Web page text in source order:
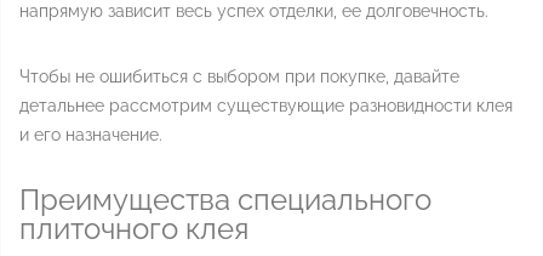
напрямую зависит весь успех отделки, ее долговечность.
Чтобы не ошибиться с выбором при покупке, давайте
детальнее рассмотрим существующие разновидности клея
и его назначение.
Преимущества специального
плиточного клея